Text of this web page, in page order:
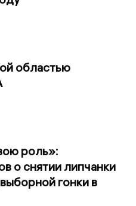
областью
роль»:
о снятии липчанки
гонки в